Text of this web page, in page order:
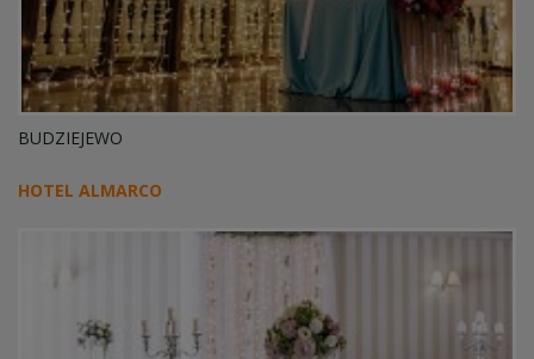
BUDZIEJEWO
HOTEL ALMARCO